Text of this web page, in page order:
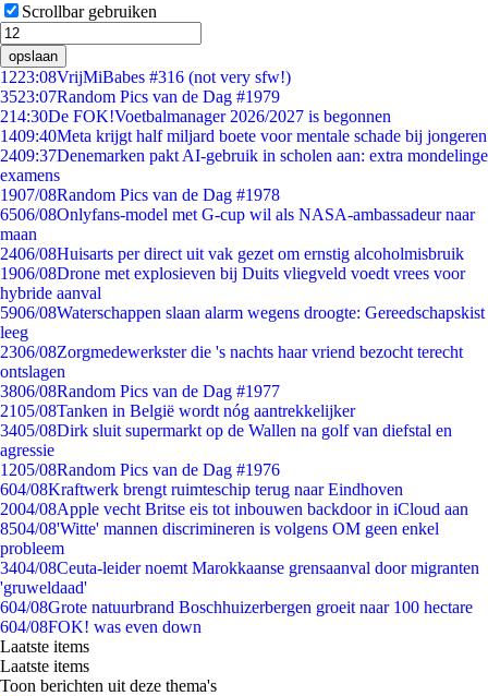
Scrollbar gebruiken
opslaan
1223:08VrijMiBabes #316 (not very sfw!)
3523:07Random Pics van de Dag #1979
214:30De FOK!Voetbalmanager 2026/2027 is begonnen
1409:40Meta krijgt half miljard boete voor mentale schade bij jongeren
2409:37Denemarken pakt AI-gebruik in scholen aan: extra mondelinge
examens
1907/08Random Pics van de Dag #1978
6506/08Onlyfans-model met G-cup wil als NASA-ambassadeur naar
maan
2406/08Huisarts per direct uit vak gezet om ernstig alcoholmisbruik
1906/08Drone met explosieven bij Duits vliegveld voedt vrees voor
hybride aanval
5906/08Waterschappen slaan alarm wegens droogte: Gereedschapskist
leeg
2306/08Zorgmedewerkster die 's nachts haar vriend bezocht terecht
ontslagen
3806/08Random Pics van de Dag #1977
2105/08Tanken in België wordt nóg aantrekkelijker
3405/08Dirk sluit supermarkt op de Wallen na golf van diefstal en
agressie
1205/08Random Pics van de Dag #1976
604/08Kraftwerk brengt ruimteschip terug naar Eindhoven
2004/08Apple vecht Britse eis tot inbouwen backdoor in iCloud aan
8504/08'Witte' mannen discrimineren is volgens OM geen enkel
probleem
3404/08Ceuta-leider noemt Marokkaanse grensaanval door migranten
'gruweldaad'
604/08Grote natuurbrand Boschhuizerbergen groeit naar 100 hectare
604/08FOK! was even down
Laatste items
Laatste items
Toon berichten uit deze thema's